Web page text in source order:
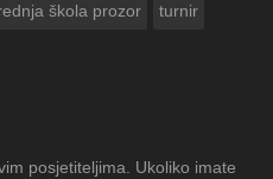
škola prozor turnir
posjetiteljima. Ukoliko imate